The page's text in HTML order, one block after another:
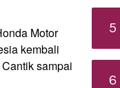
Motor
kembali
sampai
5
6